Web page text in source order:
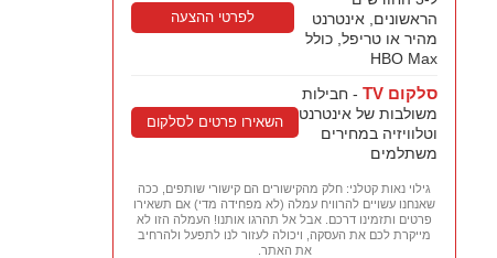
הראשונים, אינטרנט
מהיר או טריפל, כולל
HBO Max
לפרטי ההצעה
סלקום TV
- חבילות
משולבות של אינטרנט
וטלוויזיה במחירים
משתלמים
השאירו פרטים לסלקום
גילוי נאות קטלני: חלק מהקישורים הם קישורי שותפים, ככה
שאנחנו עשויים להרוויח עמלה (לא מפחידה מדי) אם תשאירו
פרטים ותזמינו דרכם. אבל אל תהרגו אותנו! העמלה הזו לא
מייקרת לכם את העסקה, ויכולה לעזור לנו לתפעל ולהרחיב
את האתר.